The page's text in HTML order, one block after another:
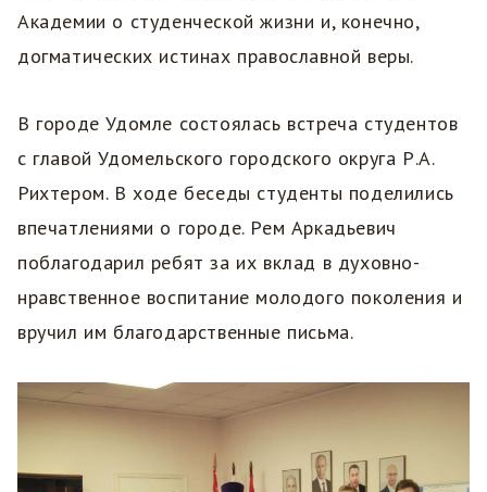
Академии о студенческой жизни и, конечно,
догматических истинах православной веры.
В городе Удомле состоялась встреча студентов
с главой Удомельского городского округа Р.А.
Рихтером. В ходе беседы студенты поделились
впечатлениями о городе. Рем Аркадьевич
поблагодарил ребят за их вклад в духовно-
нравственное воспитание молодого поколения и
вручил им благодарственные письма.